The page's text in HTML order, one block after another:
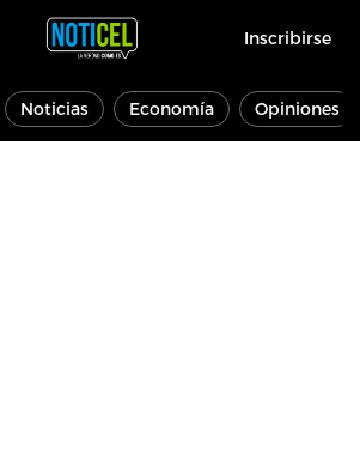
Inscribirse
Noticias Economía Opiniones